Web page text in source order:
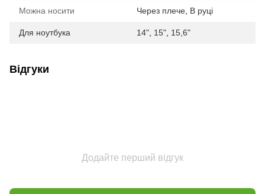
Можна носити Через плече В руці
Для ноутбука 14" 15" 15,6"
Відгуки
Додайте перший відгук